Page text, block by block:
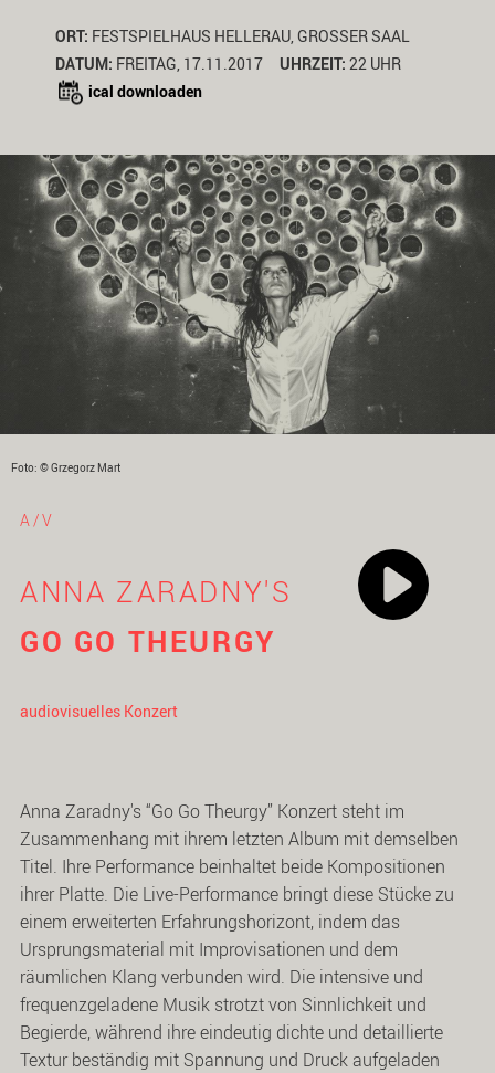
ORT: FESTSPIELHAUS HELLERAU, GROSSER SAAL
DATUM: FREITAG, 17.11.2017 UHRZEIT: 22 UHR
ical downloaden
Foto: © Grzegorz Mart
A/V
ANNA ZARADNY'S
GO GO THEURGY
audiovisuelles Konzert
Anna Zaradny's “Go Go Theurgy” Konzert steht im
Zusammenhang mit ihrem letzten Album mit demselben
Titel. Ihre Performance beinhaltet beide Kompositionen
ihrer Platte. Die Live-Performance bringt diese Stücke zu
einem erweiterten Erfahrungshorizont, indem das
Ursprungsmaterial mit Improvisationen und dem
räumlichen Klang verbunden wird. Die intensive und
frequenzgeladene Musik strotzt von Sinnlichkeit und
Begierde, während ihre eindeutig dichte und detaillierte
Textur beständig mit Spannung und Druck aufgeladen